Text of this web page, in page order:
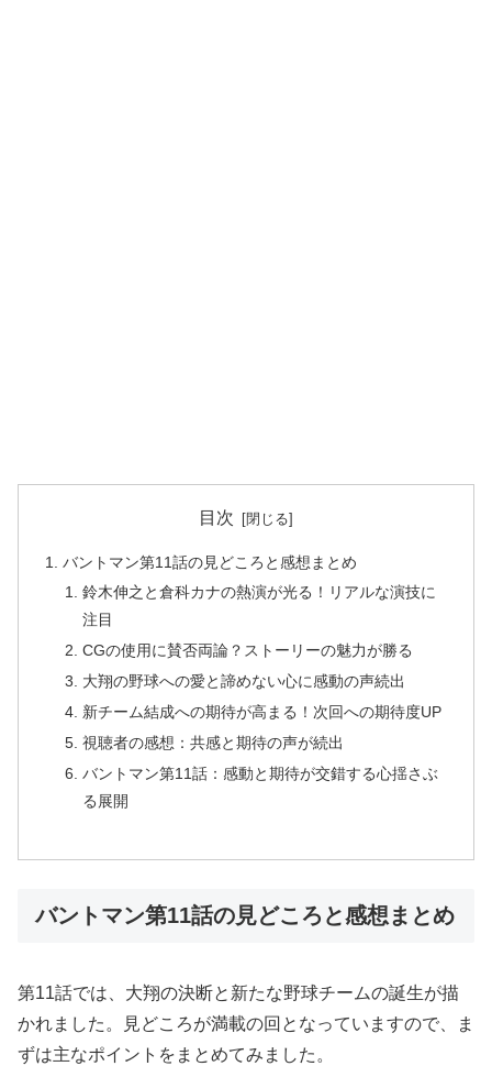
目次
バントマン第11話の見どころと感想まとめ
鈴木伸之と倉科カナの熱演が光る！リアルな演技に
注目
CGの使用に賛否両論？ストーリーの魅力が勝る
大翔の野球への愛と諦めない心に感動の声続出
新チーム結成への期待が高まる！次回への期待度UP
視聴者の感想：共感と期待の声が続出
バントマン第11話：感動と期待が交錯する心揺さぶ
る展開
バントマン第11話の見どころと感想まとめ
第11話では、大翔の決断と新たな野球チームの誕生が描
かれました。見どころが満載の回となっていますので、ま
ずは主なポイントをまとめてみました。